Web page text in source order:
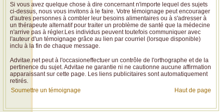
Si vous avez quelque chose à dire concernant n'importe lequel des sujets
ci-dessus, nous vous invitons à le faire. Votre témoignage peut encourager
d'autres personnes à combler leur besoins alimentaires ou à s'adresser à
un thérapeute alternatif pour traiter un problème de santé que la médecine
n'arrive pas à régler.Les individus peuvent toutefois communiquer avec
l'auteur d'un témoignage grâce au lien par courriel (lorsque disponible)
inclu à la fin de chaque message.
Advitae.net peut à l'occasioneffectuer un contrôle de l'orthographe et de la
pertinence du sujet. Advitae ne garantie ni ne cautionne aucune affirmation
apparaissant sur cette page. Les liens publicitaires sont automatiquement
retirés.
Soumettre un témoignage
Haut de page